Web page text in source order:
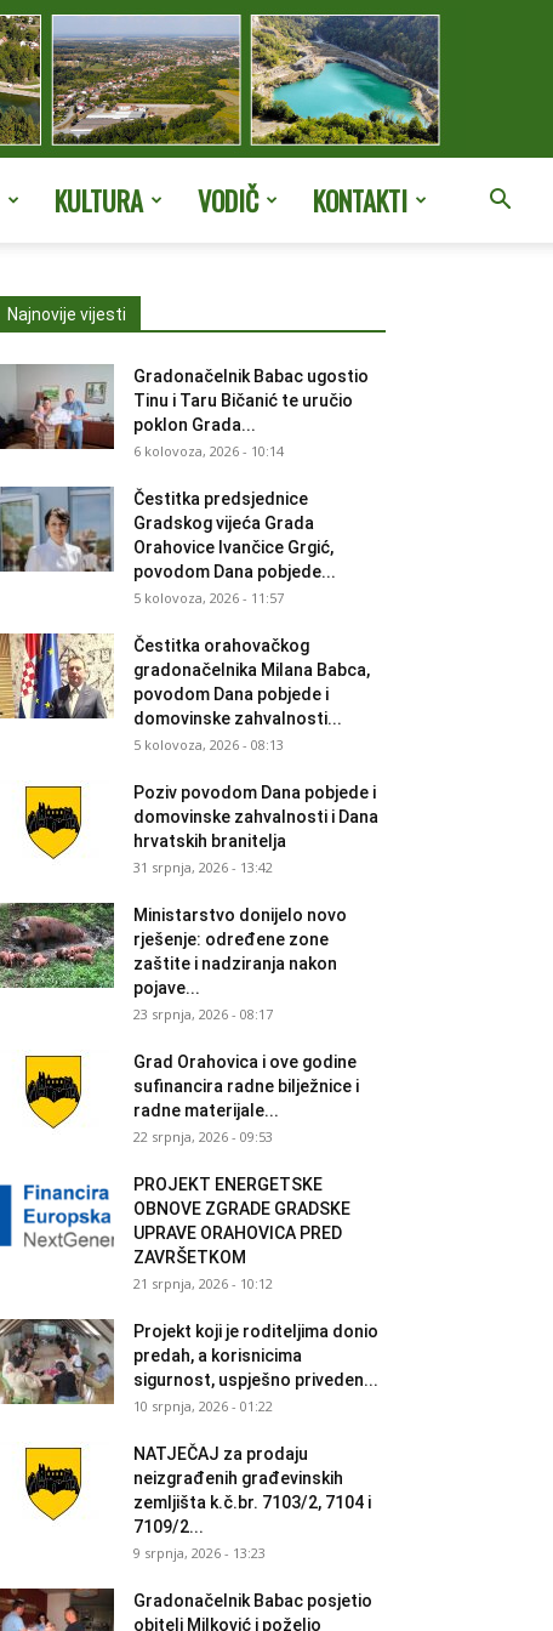
KULTURA VODIČ KONTAKTI
Najnovije vijesti
Gradonačelnik Babac ugostio
Tinu i Taru Bičanić te uručio
poklon Grada...
6 kolovoza, 2026 - 10:14
Čestitka predsjednice
Gradskog vijeća Grada
Orahovice Ivančice Grgić,
povodom Dana pobjede...
5 kolovoza, 2026 - 11:57
Čestitka orahovačkog
gradonačelnika Milana Babca,
povodom Dana pobjede i
domovinske zahvalnosti...
5 kolovoza, 2026 - 08:13
Poziv povodom Dana pobjede i
domovinske zahvalnosti i Dana
hrvatskih branitelja
31 srpnja, 2026 - 13:42
Ministarstvo donijelo novo
rješenje: određene zone
zaštite i nadziranja nakon
pojave...
23 srpnja, 2026 - 08:17
Grad Orahovica i ove godine
sufinancira radne bilježnice i
radne materijale...
22 srpnja, 2026 - 09:53
PROJEKT ENERGETSKE
OBNOVE ZGRADE GRADSKE
UPRAVE ORAHOVICA PRED
ZAVRŠETKOM
21 srpnja, 2026 - 10:12
Projekt koji je roditeljima donio
predah, a korisnicima
sigurnost, uspješno priveden...
10 srpnja, 2026 - 01:22
NATJEČAJ za prodaju
neizgrađenih građevinskih
zemljišta k.č.br. 7103/2, 7104 i
7109/2...
9 srpnja, 2026 - 13:23
Gradonačelnik Babac posjetio
obitelj Milković i poželio